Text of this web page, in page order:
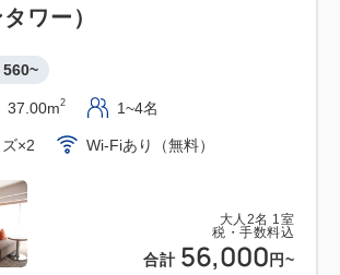
大人 2名 1室
税・手数料込
合計 56,000 円~
ワー）
560~
37.00m2 1~4名
×2 Wi-Fiあり（無料）